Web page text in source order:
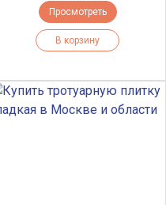
Просмотреть
В корзину